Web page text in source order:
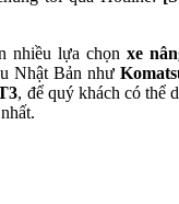
nhiều lựa chọn xe
Nhật Bản như
, để quý khách có thể